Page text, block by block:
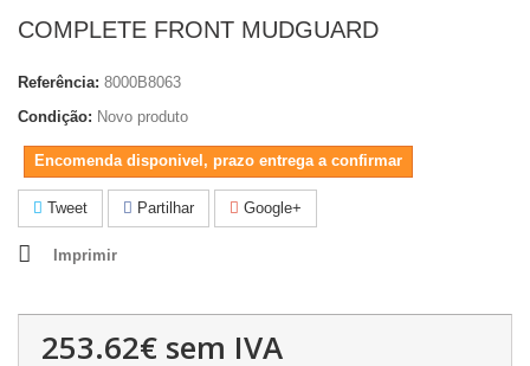
COMPLETE FRONT MUDGUARD
Referência: 8000B8063
Condição: Novo produto
Encomenda disponivel, prazo entrega a confirmar
Tweet Partilhar Google+
Imprimir
253.62€ sem IVA